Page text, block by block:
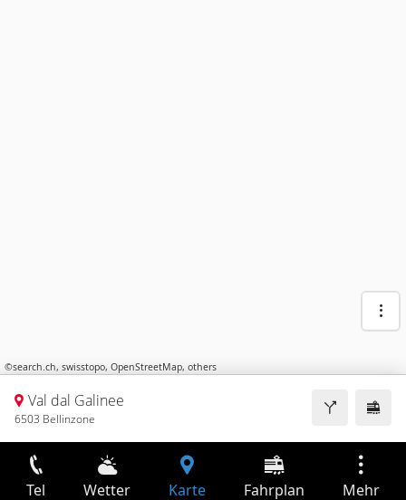
©search.ch, swisstopo, OpenStreetMap, others
Val dal Galinee
6503 Bellinzone
Tel Wetter Karte Fahrplan Mehr